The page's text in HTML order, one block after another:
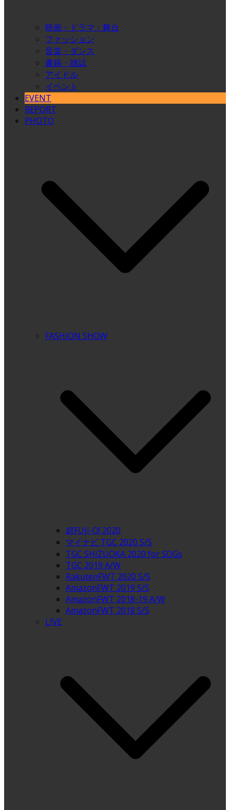
映画・ドラマ・舞台
ファッション
音楽・ダンス
書籍・雑誌
アイドル
イベント
EVENT
REPORT
PHOTO
FASHION SHOW
超FUJI-Q! 2020
マイナビ TGC 2020 S/S
TGC SHIZUOKA 2020 for SDGs
TGC 2019 A/W
RakutenFWT 2020 S/S
AmazonFWT 2019 S/S
AmazonFWT 2018-19 A/W
AmazonFWT 2018 S/S
LIVE